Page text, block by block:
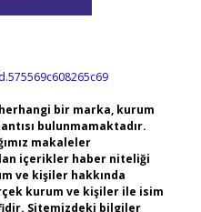
bir marka, kurum
bulunmamaktadır.
makaleler
içerikler haber niteliği
ve kişiler hakkında
kurum ve kişiler ile isim
Sitemizdeki bilgiler